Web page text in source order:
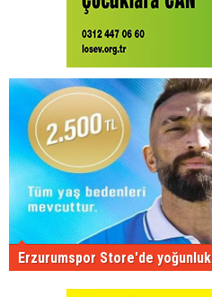
Erzurumspor Store'de yoğunluk